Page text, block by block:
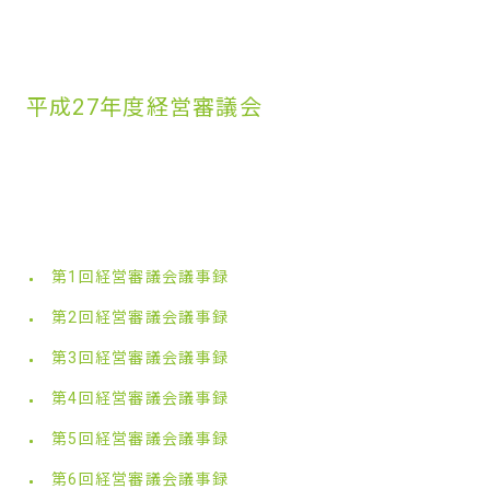
平成27年度経営審議会
第1回経営審議会議事録
第2回経営審議会議事録
第3回経営審議会議事録
第4回経営審議会議事録
第5回経営審議会議事録
第6回経営審議会議事録